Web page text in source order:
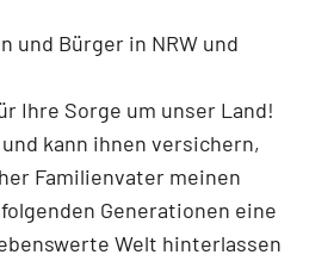
und Bürger in NRW und
Ihre Sorge um unser Land!
kann ihnen versichern,
Familienvater meinen
Generationen eine
Welt hinterlassen